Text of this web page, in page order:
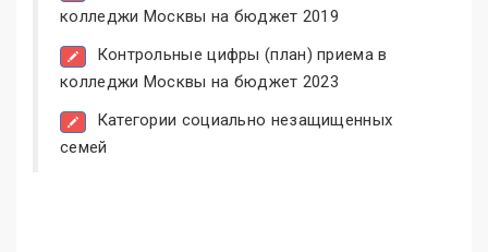
колледжи Москвы на бюджет 2019
Контрольные цифры (план) приема в
колледжи Москвы на бюджет 2023
Категории социально незащищенных
семей